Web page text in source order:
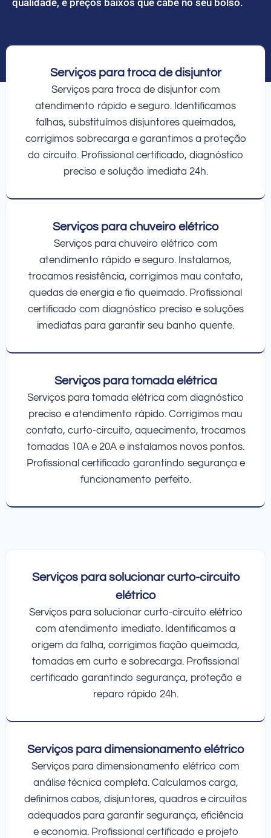
Serviços para troca de disjuntor
Serviços para troca de disjuntor com
atendimento rápido e seguro. Identificamos
falhas, substituímos disjuntores queimados,
corrigimos sobrecarga e garantimos a proteção
do circuito. Profissional certificado, diagnóstico
preciso e solução imediata 24h.
Serviços para chuveiro elétrico
Serviços para chuveiro elétrico com
atendimento rápido e seguro. Instalamos,
trocamos resistência, corrigimos mau contato,
quedas de energia e fio queimado. Profissional
certificado com diagnóstico preciso e soluções
imediatas para garantir seu banho quente.
Serviços para tomada elétrica
Serviços para tomada elétrica com diagnóstico
preciso e atendimento rápido. Corrigimos mau
contato, curto-circuito, aquecimento, trocamos
tomadas 10A e 20A e instalamos novos pontos.
Profissional certificado garantindo segurança e
funcionamento perfeito.
Serviços para solucionar curto-circuito
elétrico
Serviços para solucionar curto-circuito elétrico
com atendimento imediato. Identificamos a
origem da falha, corrigimos fiação queimada,
tomadas em curto e sobrecarga. Profissional
certificado garantindo segurança, proteção e
reparo rápido 24h.
Serviços para dimensionamento elétrico
Serviços para dimensionamento elétrico com
análise técnica completa. Calculamos carga,
definimos cabos, disjuntores, quadros e circuitos
adequados para garantir segurança, eficiência
e economia. Profissional certificado e projeto